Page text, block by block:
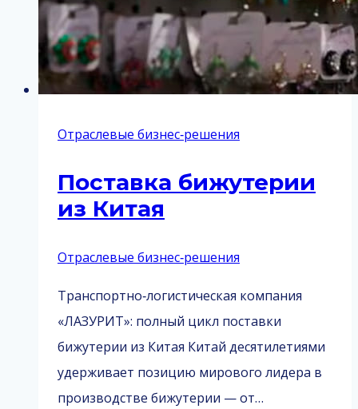
Отраслевые бизнес‑решения
Поставка бижутерии
из Китая
Отраслевые бизнес‑решения
Транспортно‑логистическая компания
«ЛАЗУРИТ»: полный цикл поставки
бижутерии из Китая Китай десятилетиями
удерживает позицию мирового лидера в
производстве бижутерии — от…